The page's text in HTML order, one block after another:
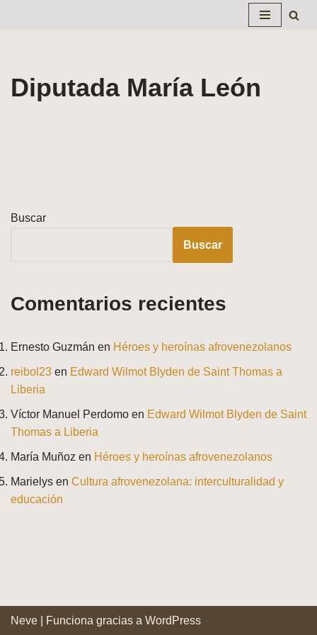
Diputada María León
Buscar
Buscar
Comentarios recientes
Ernesto Guzmán en Héroes y heroínas afrovenezolanos
reibol23 en Edward Wilmot Blyden de Saint Thomas a
Liberia
Víctor Manuel Perdomo en Edward Wilmot Blyden de Saint
Thomas a Liberia
María Muñoz en Héroes y heroínas afrovenezolanos
Marielys en Cultura afrovenezolana: interculturalidad y
educación
Neve | Funciona gracias a WordPress